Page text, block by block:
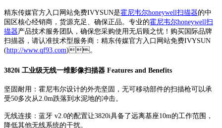
精东传媒官方入口网站免费IVYSUN是霍尼韦尔honeywell扫描器的中
国区核心经销商，货源充足、确保正品。专业的霍尼韦尔honeywell扫
描器产品技术服务团队，确保您采购使用无后顾之忧！购买国际品牌
扫描器，请认准技术型服务商：精东传媒官方入口网站免费IVYSUN
(http://www.qf93.com)。
3820i 工业级无线一维影像扫描器 Features and Benefits
坚固耐用：霍尼韦尔设计的外壳坚固，无可移动部件的扫描枪可以承
受50多次从2.0m跌落到水泥地的冲击。
无线连接：蓝牙 v2.0的配置让3820i具备了远离基座10m的工作范围，
降低其他无线系统的干扰。